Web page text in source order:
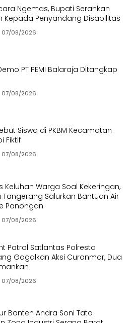
Ngemas, Bupati Serahkan
Kepada Penyandang Disabilitas
07/08/2026
PT PEMI Balaraja Ditangkap
07/08/2026
Siswa di PKBM Kecamatan
Fiktif
07/08/2026
Keluhan Warga Soal Kekeringan,
Tangerang Salurkan Bantuan Air
Panongan
07/08/2026
Patrol Satlantas Polresta
Gagalkan Aksi Curanmor, Dua
07/08/2026
Banten Andra Soni Tata